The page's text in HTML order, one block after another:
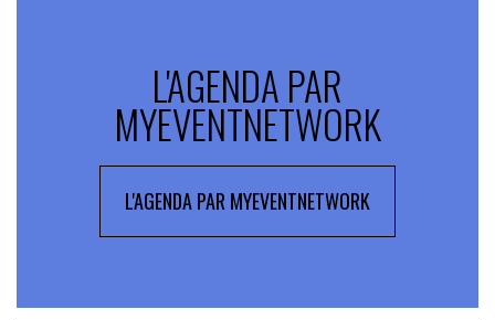
L'AGENDA PAR
MYEVENTNETWORK
L'AGENDA PAR MYEVENTNETWORK